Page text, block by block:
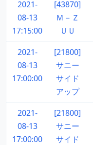
2021-
08-13
17:15:00
[43870]
Ｍ－Ｚ
ＵＵ
2021-
08-13
17:00:00
[21800]
サニー
サイド
アップ
2021-
08-13
17:00:00
[21800]
サニー
サイド